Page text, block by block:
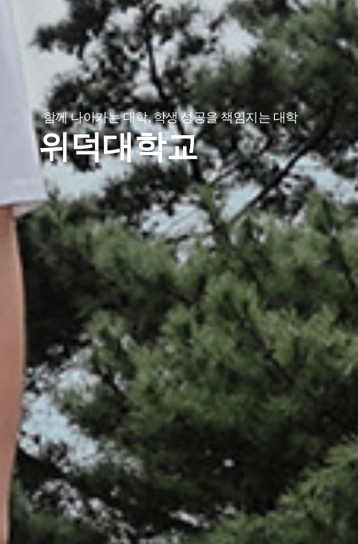
함께 나아가는 대학, 학생 성공을 책임지는 대학
위덕대학교